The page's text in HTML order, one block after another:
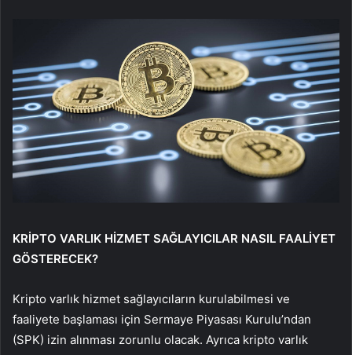
KRİPTO VARLIK HİZMET SAĞLAYICILAR NASIL FAALİYET
GÖSTERECEK?
Kripto varlık hizmet sağlayıcıların kurulabilmesi ve
faaliyete başlaması için Sermaye Piyasası Kurulu’ndan
(SPK) izin alınması zorunlu olacak. Ayrıca kripto varlık